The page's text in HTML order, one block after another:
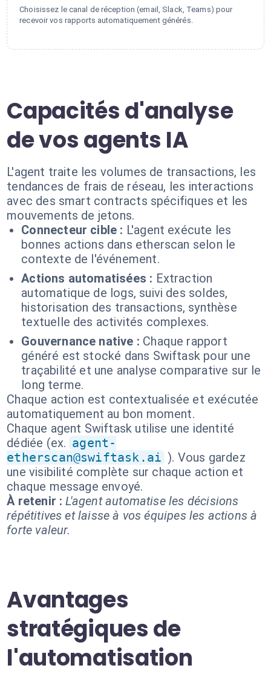
Choisissez le canal de réception (email, Slack, Teams) pour
recevoir vos rapports automatiquement générés.
Capacités d'analyse
de vos agents IA
L'agent traite les volumes de transactions, les
tendances de frais de réseau, les interactions
avec des smart contracts spécifiques et les
mouvements de jetons.
Connecteur cible : L'agent exécute les
bonnes actions dans etherscan selon le
contexte de l'événement.
Actions automatisées : Extraction
automatique de logs, suivi des soldes,
historisation des transactions, synthèse
textuelle des activités complexes.
Gouvernance native : Chaque rapport
généré est stocké dans Swiftask pour une
traçabilité et une analyse comparative sur le
long terme.
Chaque action est contextualisée et exécutée
automatiquement au bon moment.
Chaque agent Swiftask utilise une identité
dédiée (ex. agent-
etherscan@swiftask.ai ). Vous gardez
une visibilité complète sur chaque action et
chaque message envoyé.
À retenir : L'agent automatise les décisions
répétitives et laisse à vos équipes les actions à
forte valeur.
Avantages
stratégiques de
l'automatisation